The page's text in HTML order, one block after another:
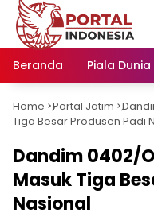
Langsung
konten
Beranda
Piala
Home -
Portal Jatim -
Tiga Besar Produsen Padi
Dandim 0402/
Masuk Tiga
Nasional